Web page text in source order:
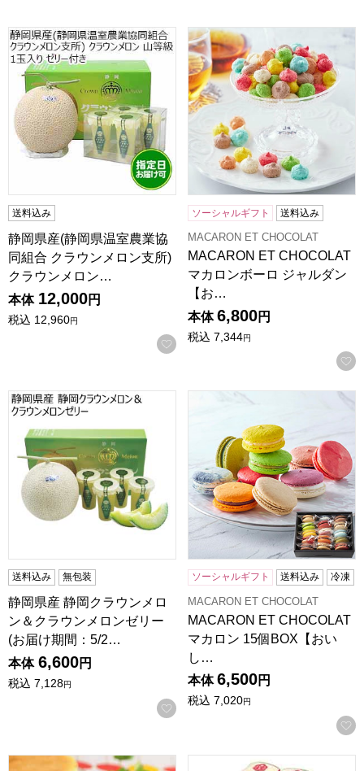
静岡県産(静岡県温室農業協同組合 クラウンメロン支所) ク
送料込み
静岡県産(静岡県温室農業協
同組合 クラウンメロン支所)
クラウンメロン…
本体 12,000円
税込 12,960円
お気に入りに登録する
MACARON ET CHOCOLAT
ソーシャルギフト 送料込み
MACARON ET CHOCOLAT
MACARON ET CHOCOLAT
マカロンボーロ ジャルダン
【お…
本体 6,800円
税込 7,344円
静岡県産 静岡クラウンメロン＆クラウンメロンゼリー(お届
送料込み 無包装
静岡県産 静岡クラウンメロ
ン＆クラウンメロンゼリー
(お届け期間：5/2…
本体 6,600円
税込 7,128円
お気に入りに登録する
MACARON ET CHOCOLAT
ソーシャルギフト 送料込み 冷凍
MACARON ET CHOCOLAT
MACARON ET CHOCOLAT
マカロン 15個BOX【おい
し…
本体 6,500円
税込 7,020円
北海道 「十勝ドルチェ」 十勝フロマージュブリュレ(L6981)
栃木 いちごの里ファーム い